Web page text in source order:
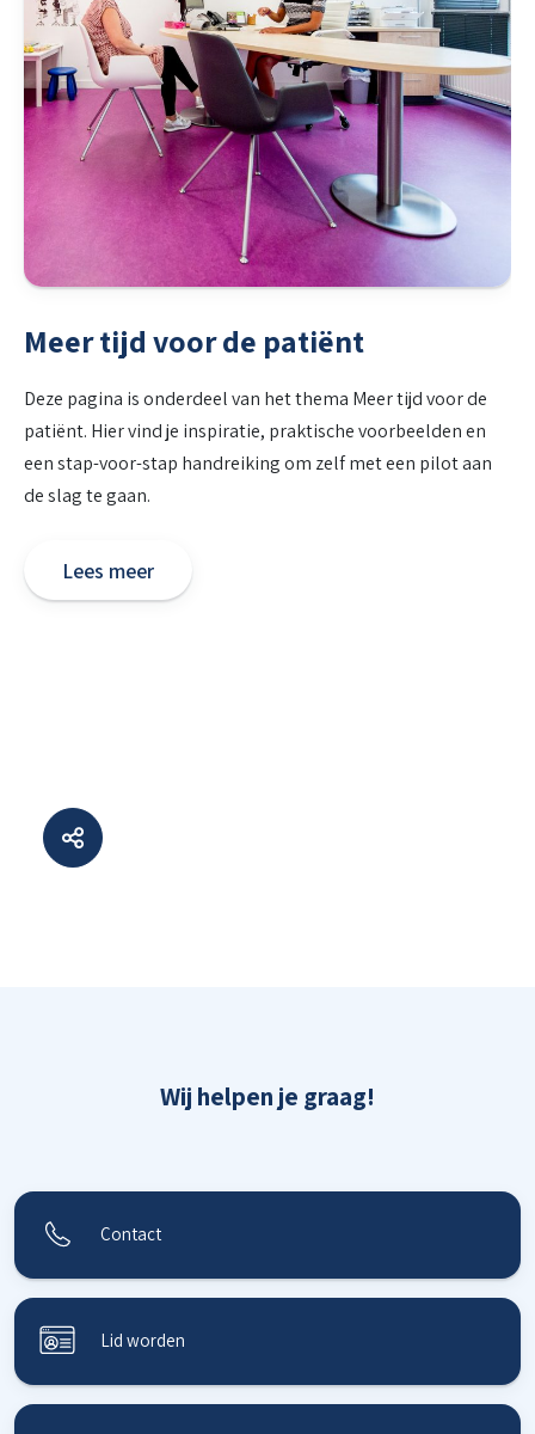
Meer tijd voor de patiënt
Deze pagina is onderdeel van het thema Meer tijd voor de
patiënt. Hier vind je inspiratie, praktische voorbeelden en
een stap-voor-stap handreiking om zelf met een pilot aan
de slag te gaan.
Lees meer
Wij helpen je graag!
Contact
Lid worden